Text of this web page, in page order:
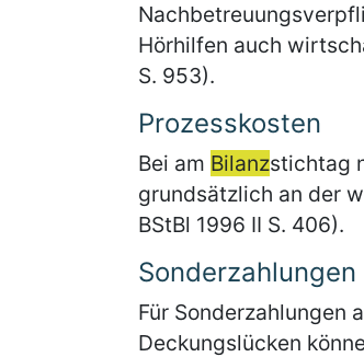
Hörhilfen auch
S. 953).
Prozesskosten
Bei am Bilanzstichtag
grundsätzlich an der
BStBl 1996 II S. 406).
Für Sonderzahlungen
Deckungslücken